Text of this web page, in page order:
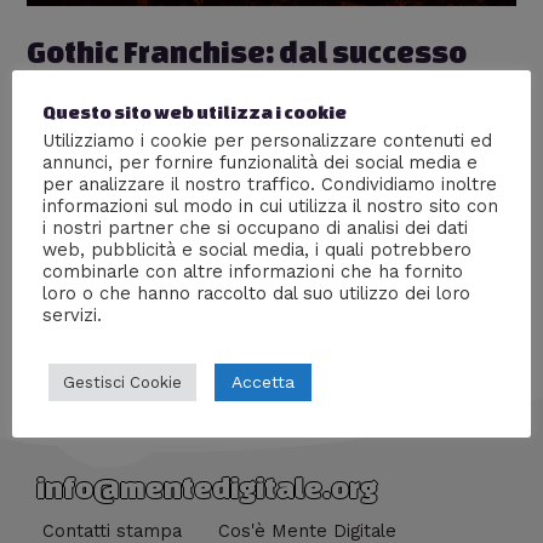
Gothic Franchise: dal successo
Lascia un commento Videogiochi/ Di
Giovanni
Lombardi
Ascesa, declino e morte di un videogioco
apprezzatissimo
info@mentedigitale.org
Contatti stampa Cos'è Mente Digitale
Questo sito web utilizza i cookie
Utilizziamo i cookie per personalizzare contenuti ed
annunci, per fornire funzionalità dei social media e
per analizzare il nostro traffico. Condividiamo inoltre
informazioni sul modo in cui utilizza il nostro sito con
i nostri partner che si occupano di analisi dei dati
web, pubblicità e social media, i quali potrebbero
combinarle con altre informazioni che ha fornito
loro o che hanno raccolto dal suo utilizzo dei loro
servizi.
Gestisci Cookie Accetta